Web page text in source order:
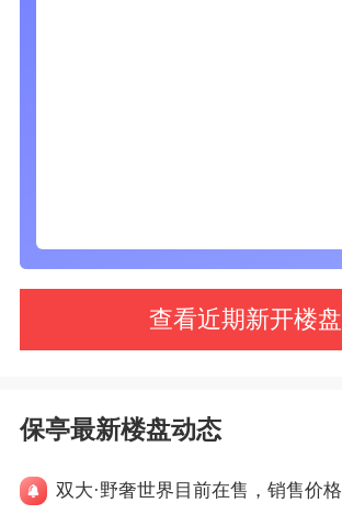
查看近期新开楼盘
保亭最新楼盘动态